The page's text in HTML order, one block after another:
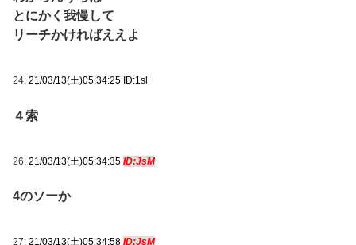
とにかく我慢して
リーチかければええよ
24: 21/03/13(土)05:34:25 ID:1sl
４索
26: 21/03/13(土)05:34:35 ID:JsM
4のソーか
27: 21/03/13(土)05:34:58 ID:JsM